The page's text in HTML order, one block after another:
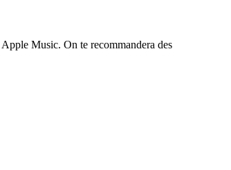
Music. On te recommandera des